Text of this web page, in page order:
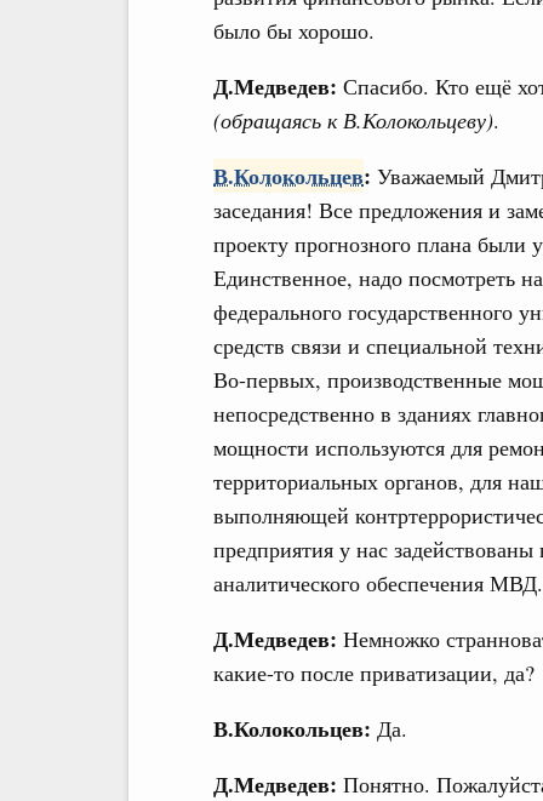
было бы хорошо.
Д.Медведев: Спасибо. Кто ещё
(обращаясь к В.Колокольцеву).
В.Колокольцев: Уважаемый
заседания! Все предложения и
проекту прогнозного плана
Единственное, надо посмотреть
федерального государственного
средств связи и специальной
Во-первых, производственные
непосредственно в зданиях
мощности используются для
территориальных органов, для
выполняющей
предприятия у нас
аналитического обеспечения
Д.Медведев: Немножко
какие-то после приватизации, да?
В.Колокольцев: Да.
Д.Медведев: Понятно.